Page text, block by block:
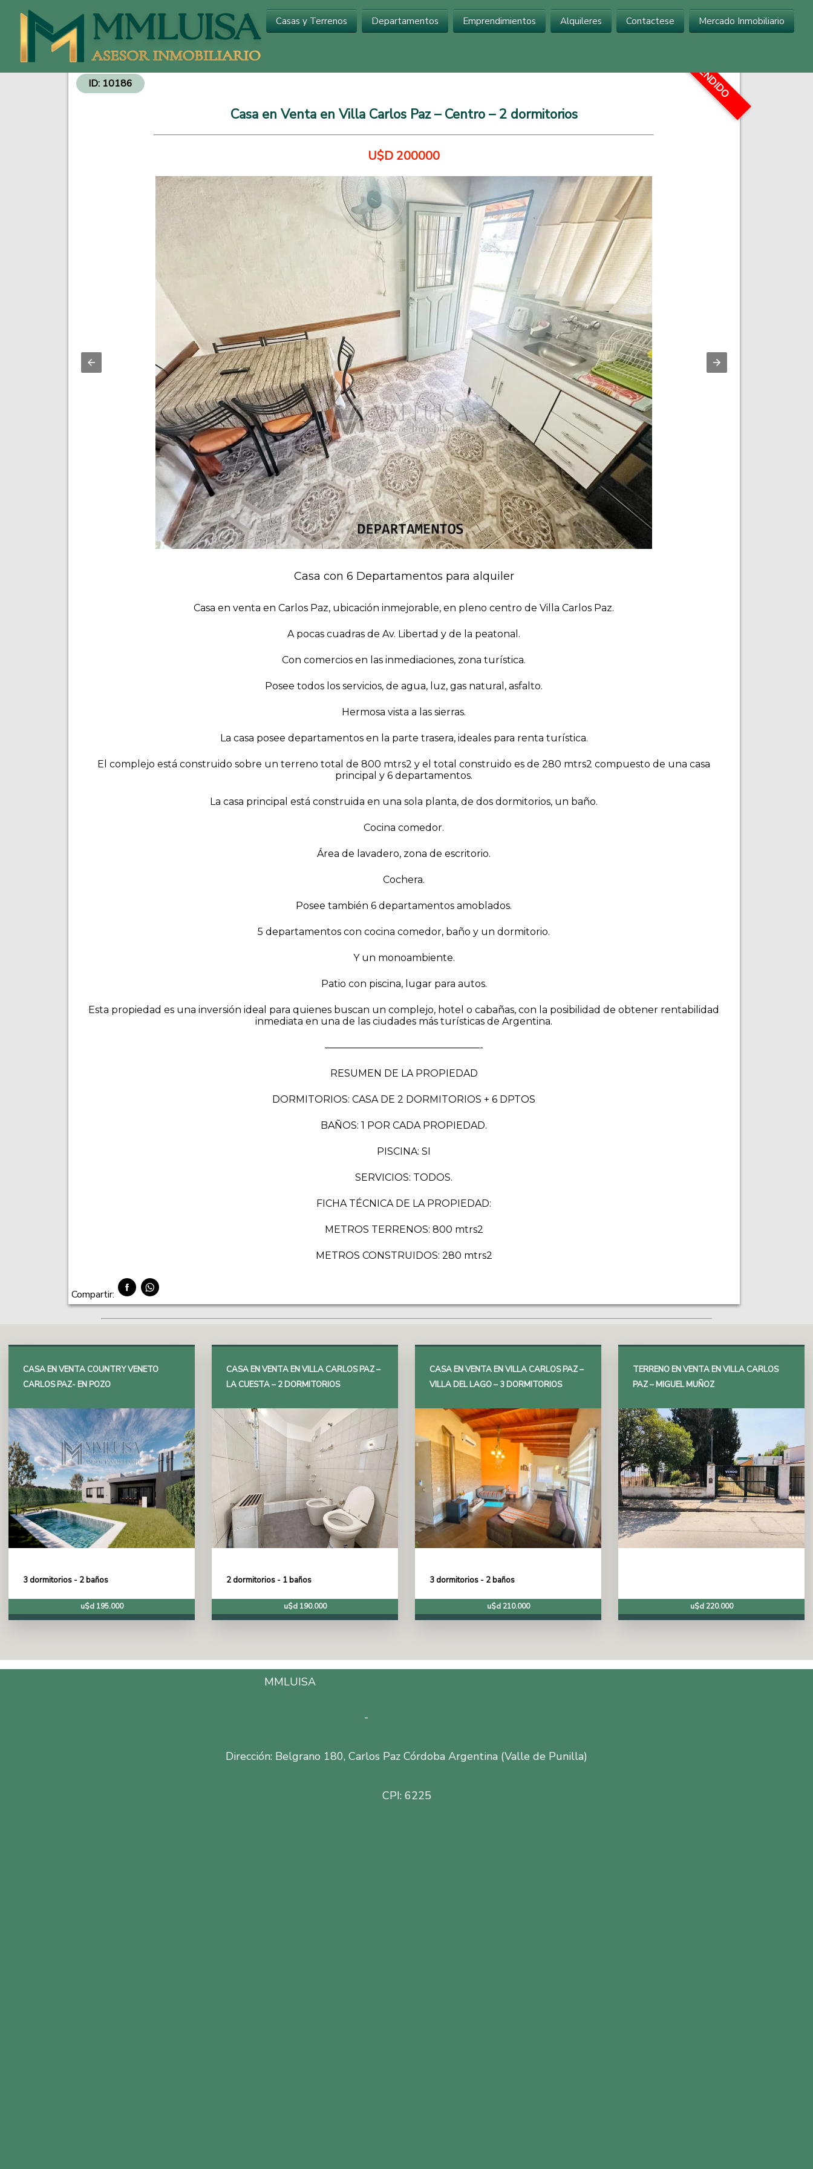
Inmobiliaria en Carlos Paz
Venta de Departamentos y Propiedades - Inversiones Inmobiliarias
Casas y Terrenos Departamentos Emprendimientos Alquileres Contactese Mercado Inmobiliario
ID: 10186
Casa en Venta en Villa Carlos Paz – Centro – 2 dormitorios
U$D 200000
VENDIDO
Casa con 6 Departamentos para alquiler
Casa en venta en Carlos Paz, ubicación inmejorable, en pleno centro de Villa Carlos Paz.
A pocas cuadras de Av. Libertad y de la peatonal.
Con comercios en las inmediaciones, zona turística.
Posee todos los servicios, de agua, luz, gas natural, asfalto.
Hermosa vista a las sierras.
La casa posee departamentos en la parte trasera, ideales para renta turística.
El complejo está construido sobre un terreno total de 800 mtrs2 y el total construido es de 280 mtrs2 compuesto de una casa
principal y 6 departamentos.
La casa principal está construida en una sola planta, de dos dormitorios, un baño.
Cocina comedor.
Área de lavadero, zona de escritorio.
Cochera.
Posee también 6 departamentos amoblados.
5 departamentos con cocina comedor, baño y un dormitorio.
Y un monoambiente.
Patio con piscina, lugar para autos.
Esta propiedad es una inversión ideal para quienes buscan un complejo, hotel o cabañas, con la posibilidad de obtener rentabilidad
inmediata en una de las ciudades más turísticas de Argentina.
————————————————-
RESUMEN DE LA PROPIEDAD
DORMITORIOS: CASA DE 2 DORMITORIOS + 6 DPTOS
BAÑOS: 1 POR CADA PROPIEDAD.
PISCINA: SI
SERVICIOS: TODOS.
FICHA TÉCNICA DE LA PROPIEDAD:
METROS TERRENOS: 800 mtrs2
METROS CONSTRUIDOS: 280 mtrs2
Compartir:
CASA EN VENTA COUNTRY VENETO
CARLOS PAZ- EN POZO
3 dormitorios - 2 baños
u$d 195.000
CASA EN VENTA EN VILLA CARLOS PAZ –
LA CUESTA – 2 DORMITORIOS
2 dormitorios - 1 baños
u$d 190.000
CASA EN VENTA EN VILLA CARLOS PAZ –
VILLA DEL LAGO – 3 DORMITORIOS
3 dormitorios - 2 baños
u$d 210.000
TERRENO EN VENTA EN VILLA CARLOS
PAZ – MIGUEL MUÑOZ
u$d 220.000
MMLUISA
-
Dirección: Belgrano 180, Carlos Paz Córdoba Argentina (Valle de Punilla)
CPI: 6225